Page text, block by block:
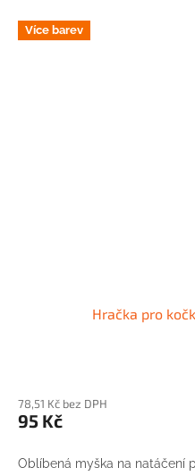
Více barev
Hračka pro
78,51 Kč bez DPH
95 Kč
Oblíbená myška na